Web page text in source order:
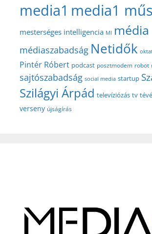
media1 media1
mesterséges intelligencia MI média
médiaszabadság Netidők
Pintér Róbert podcast posztmodem robot
sajtószabadság social media startup
Szilágyi Árpád televíziózás tv tévé
verseny újságírás